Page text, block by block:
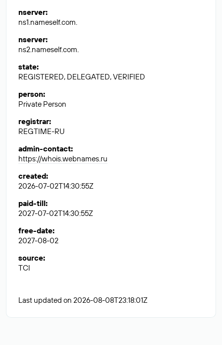
nserver:
ns1.nameself.com.
nserver:
ns2.nameself.com.
state:
REGISTERED, DELEGATED, VERIFIED
person:
Private Person
registrar:
REGTIME-RU
admin-contact:
https://whois.webnames.ru
created:
2026-07-02T14:30:55Z
paid-till:
2027-07-02T14:30:55Z
free-date:
2027-08-02
source:
TCI
Last updated on 2026-08-08T23:18:01Z